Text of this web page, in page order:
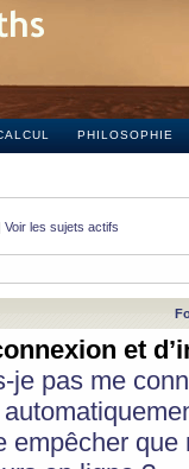
PHILOSOPHIE
Voir les sujets actifs
et
je pas me
empêcher